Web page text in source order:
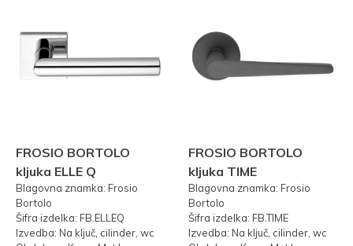
FROSIO BORTOLO
kljuka ELLE Q
Blagovna znamka: Frosio
Bortolo
Šifra izdelka: FB.ELLEQ
Izvedba: Na ključ, cilinder, wc
FROSIO BORTOLO
kljuka TIME
Blagovna znamka: Frosio
Bortolo
Šifra izdelka: FB.TIME
Izvedba: Na ključ, cilinder, wc